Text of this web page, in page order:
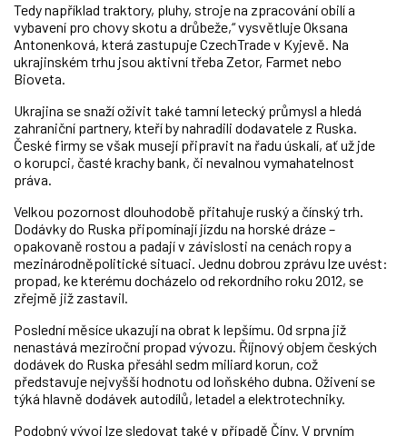
Tedy například traktory, pluhy, stroje na zpracování obilí a
vybavení pro chovy skotu a drůbeže,“ vysvětluje Oksana
Antonenková, která zastupuje CzechTrade v Kyjevě. Na
ukrajinském trhu jsou aktivní třeba Zetor, Farmet nebo
Bioveta.
Ukrajina se snaží oživit také tamní letecký průmysl a hledá
zahraniční partnery, kteří by nahradili dodavatele z Ruska.
České firmy se však musejí připravit na řadu úskalí, ať už jde
o korupci, časté krachy bank, či nevalnou vymahatelnost
práva.
Velkou pozornost dlouhodobě přitahuje ruský a čínský trh.
Dodávky do Ruska připomínají jízdu na horské dráze –
opakovaně rostou a padají v závislosti na cenách ropy a
mezinárodněpolitické situaci. Jednu dobrou zprávu lze uvést:
propad, ke kterému docházelo od rekordního roku 2012, se
zřejmě již zastavil.
Poslední měsíce ukazují na obrat k lepšímu. Od srpna již
nenastává meziroční propad vývozu. Říjnový objem českých
dodávek do Ruska přesáhl sedm miliard korun, což
představuje nejvyšší hodnotu od loňského dubna. Oživení se
týká hlavně dodávek autodílů, letadel a elektrotechniky.
Podobný vývoj lze sledovat také v případě Číny. V prvním